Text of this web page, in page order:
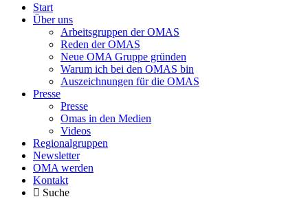
Start
Über uns
Arbeitsgruppen der OMAS
Reden der OMAS
Neue OMA Gruppe gründen
Warum ich bei den OMAS bin
Auszeichnungen für die OMAS
Presse
Presse
Omas in den Medien
Videos
Regionalgruppen
Newsletter
OMA werden
Kontakt
Suche